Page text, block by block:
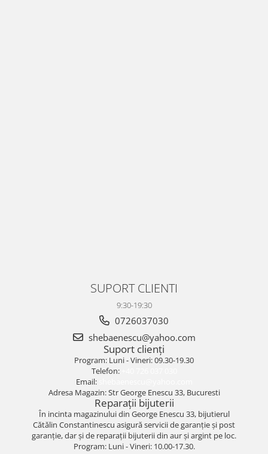
SUPORT CLIENTI
9:30-19:30
0726037030
shebaenescu@yahoo.com
Suport clienți
Program: Luni - Vineri: 09.30-19.30
Telefon:
Email:
Adresa Magazin: Str George Enescu 33, Bucuresti
Reparații bijuterii
În incinta magazinului din George Enescu 33, bijutierul
Cătălin Constantinescu asigură servicii de garanție și post
garanție, dar și de reparații bijuterii din aur și argint pe loc.
Program: Luni - Vineri: 10.00-17.30.